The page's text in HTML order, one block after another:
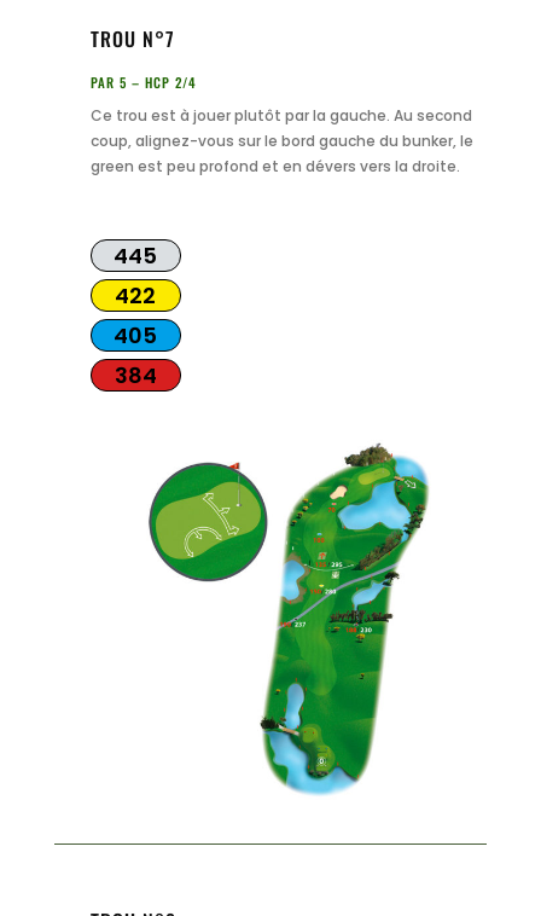
TROU N°7
PAR 5 – HCP 2/4
Ce trou est à jouer plutôt par la gauche. Au second
coup, alignez-vous sur le bord gauche du bunker, le
green est peu profond et en dévers vers la droite.
445
422
405
384